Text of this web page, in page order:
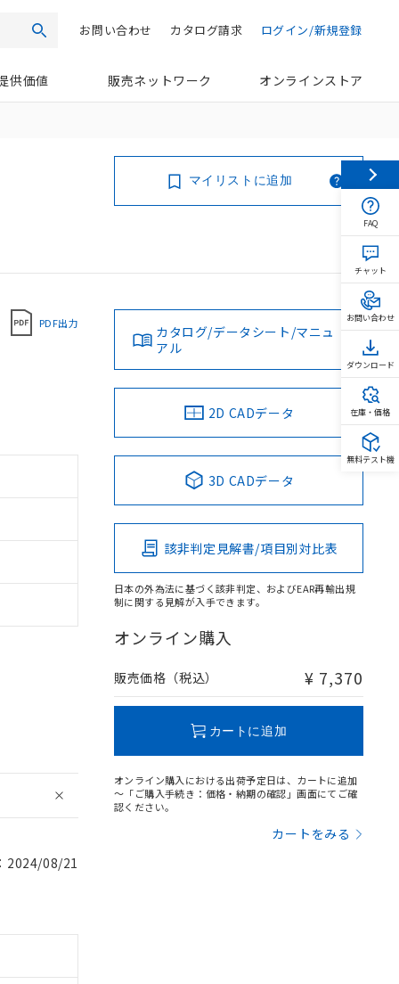
検索 ログイン/新規登録
カタログ請求
お問い合わせ
供価値 販売ネットワーク オンラインストア
マイリストに追加
PDF出力
2024/08/21
カタログ/データシート/マニュ
アル
2D CADデータ
3D CADデータ
該非判定見解書/項目別対比表
日本の外為法に基づく該非判定、およびEAR再輸出規
制に関する見解が入手できます。
オンライン購入
販売価格（税込） ¥ 7,370
カートに追加
オンライン購入における出荷予定日は、カートに追加
～「ご購入手続き：価格・納期の確認」画面にてご確
認ください。
カートをみる
FAQ
チャット
お問い合わせ
ダウンロード
在庫・価格
無料テスト機